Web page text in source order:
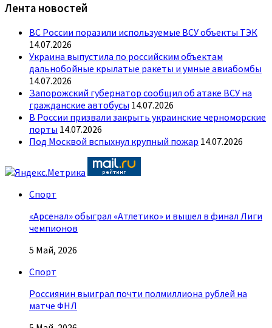
Лента новостей
ВС России поразили используемые ВСУ объекты ТЭК
14.07.2026
Украина выпустила по российским объектам
дальнобойные крылатые ракеты и умные авиабомбы
14.07.2026
Запорожский губернатор сообщил об атаке ВСУ на
гражданские автобусы 14.07.2026
В России призвали закрыть украинские черноморские
порты 14.07.2026
Под Москвой вспыхнул крупный пожар 14.07.2026
Спорт
«Арсенал» обыграл «Атлетико» и вышел в финал Лиги
чемпионов
5 Май, 2026
Спорт
Россиянин выиграл почти полмиллиона рублей на
матче ФНЛ